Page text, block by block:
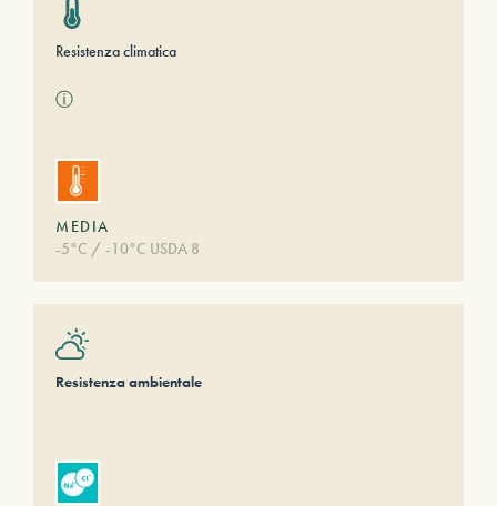
Resistenza climatica
ⓘ
MEDIA
-5°C / -10°C USDA 8
Resistenza ambientale